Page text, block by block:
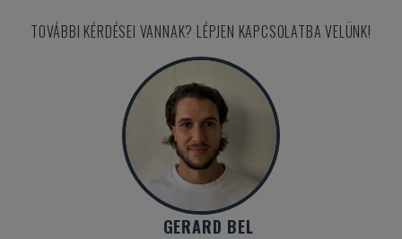
TOVÁBBI KÉRDÉSEI VANNAK? LÉPJEN KAPCSOLATBA VELÜNK!
GERARD BEL